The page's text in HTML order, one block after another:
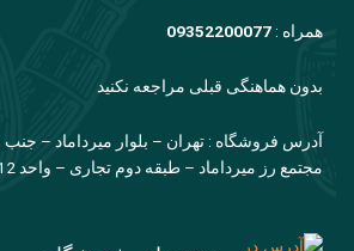
همراه : 09352200077
بدون هماهنگی قبلی مراجعه نکنید
آدرس فروشگاه : تهران – بلوار میرداماد – جنب
مجتمع رز میرداماد – طبقه دوم تجاری – واحد TS-12